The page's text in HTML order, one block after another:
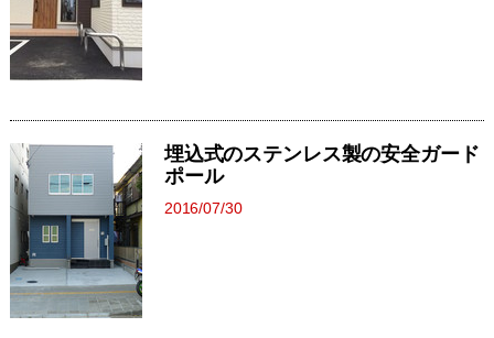
埋込式のステンレス製の安全ガード
ポール
2016/07/30